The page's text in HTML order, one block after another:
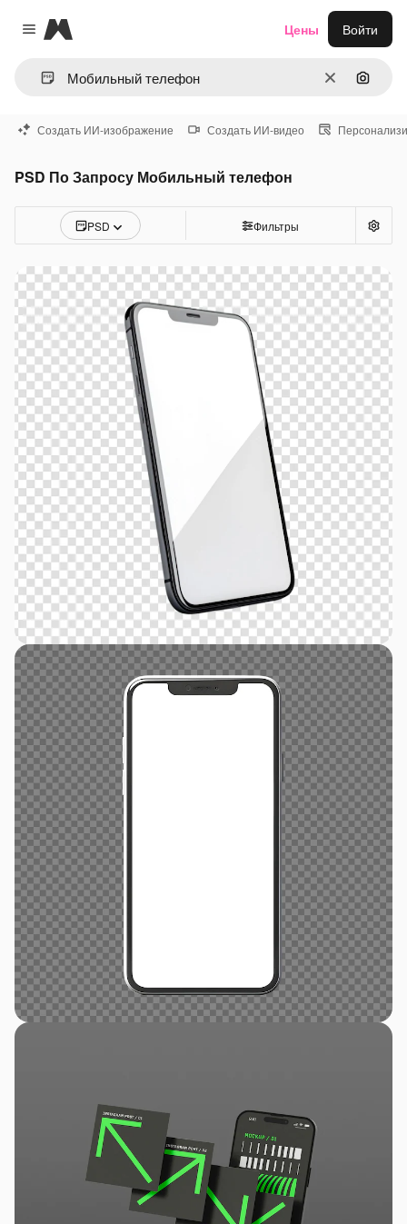
Close menu
Magnific
ОчиститьПоиск
Цены Войти
Создать ИИ-изображение Создать ИИ-видео
PSD По Запросу Мобильный телефон
PSD Фильтры